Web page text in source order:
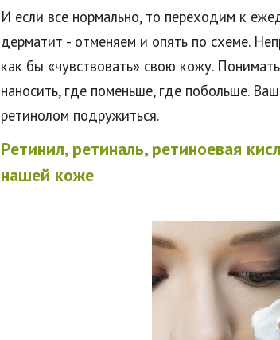
И если все нормально, то переходим к
дерматит - отменяем и опять по схеме.
как бы «чувствовать» свою кожу.
наносить, где поменьше, где побольше.
ретинолом подружиться.
Ретинил, ретиналь, ретиноевая
нашей коже